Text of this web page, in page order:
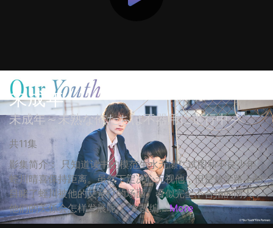
未成年
未成年～未熟な俺たちは不器用に進行中～
共11集
影集简介： 只知道读书的模范生水无瀬仁试图和不良少年
蛭川晴喜保持距离。虽然下定决心无视他，但是放学路上却
目睹了蛭川被他的父亲打的场面。看似完全不合拍的两人，
他们的关係会怎样发展呢？ ☆改编... More